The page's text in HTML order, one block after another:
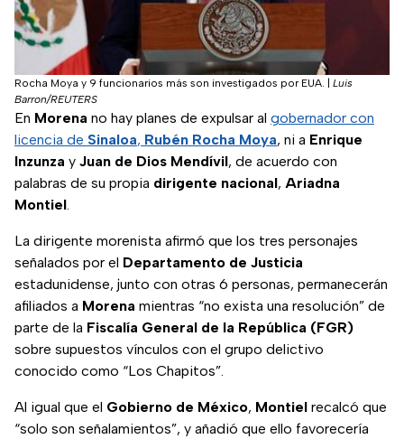
Rocha Moya y 9 funcionarios más son investigados por EUA.
Luis
Barron/REUTERS
En Morena no hay planes de expulsar al gobernador con
licencia de Sinaloa, Rubén Rocha Moya, ni a Enrique
Inzunza y Juan de Dios Mendívil, de acuerdo con
palabras de su propia dirigente nacional, Ariadna
Montiel.
La dirigente morenista afirmó que los tres personajes
señalados por el Departamento de Justicia
estadunidense, junto con otras 6 personas, permanecerán
afiliados a Morena mientras “no exista una resolución” de
parte de la Fiscalía General de la República (FGR)
sobre supuestos vínculos con el grupo delictivo
conocido como “Los Chapitos”.
Al igual que el Gobierno de México, Montiel recalcó que
“solo son señalamientos”, y añadió que ello favorecería